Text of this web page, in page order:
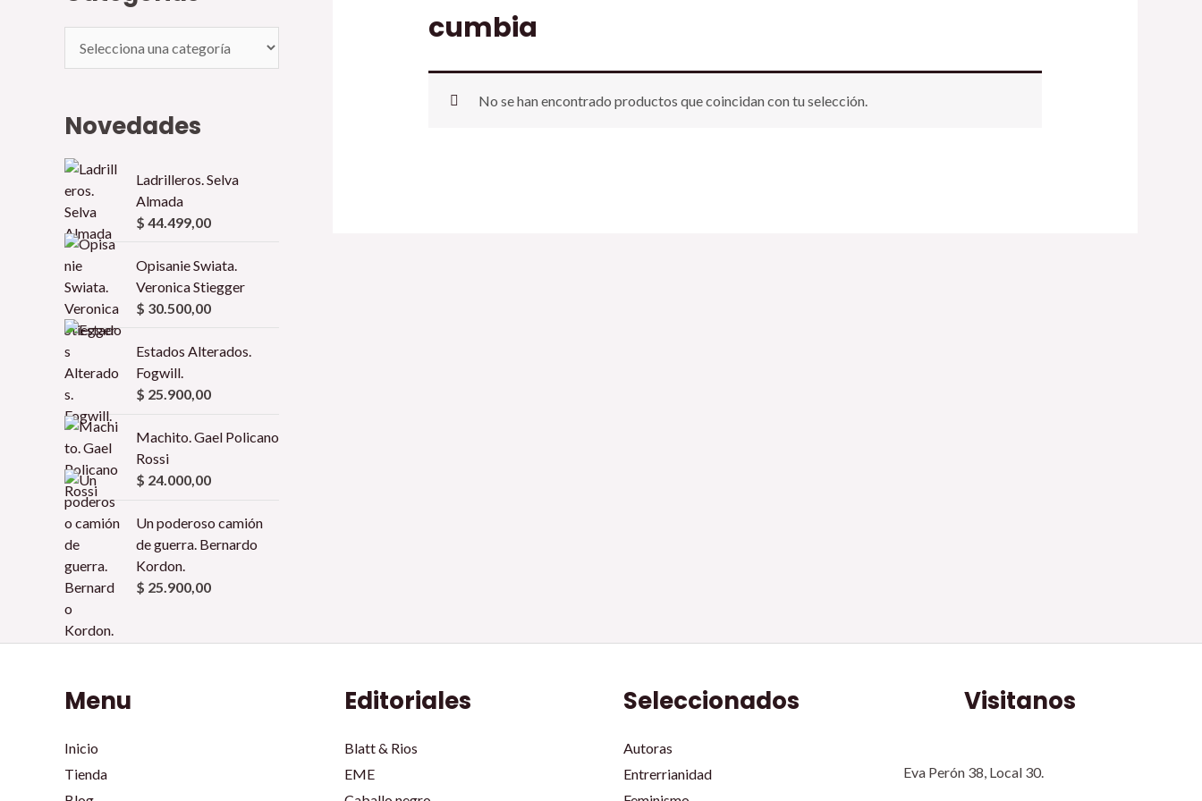
Novedades
Ladrilleros. Selva
Almada
$ 44.499,00
Opisanie Swiata.
Veronica Stiegger
$ 30.500,00
Estados Alterados.
Fogwill.
$ 25.900,00
Machito. Gael Policano
Rossi
$ 24.000,00
Un poderoso camión
de guerra. Bernardo
Kordon.
$ 25.900,00
cumbia
No se han encontrado productos que coincidan con tu selección.
Menu
Inicio
Tienda
Editoriales
Blatt & Rios
EME
Seleccionados
Autoras
Entrerrianidad
Visitanos
Eva Perón 38, Local 30.